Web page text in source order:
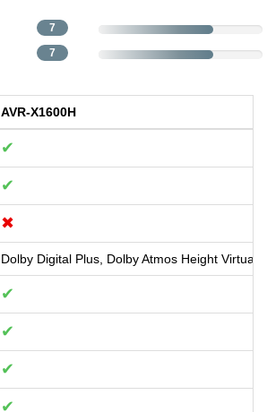
7
7
AVR-X1600H
✔
✔
✖
Dolby Digital Plus, Dolby Atmos Height
✔
✔
✔
✔